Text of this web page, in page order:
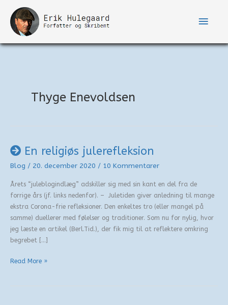
indholdet
Thyge Enevoldsen
En religiøs julerefleksion
Blog / 20. december 2020 / 10 Kommentarer
Årets “juleblogindlæg” adskiller sig med sin kant en del fra de
forrige års (jf. links nedenfor). – Juletiden giver anledning til mange
ekstra Corona-frie refleksioner. Den enkeltes tro (eller mangel på
samme) duellerer med følelser og traditioner. Som nu for nylig, hvor
jeg læste en artikel (Berl.Tid.), der fik mig til at reflektere omkring
begrebet […]
En
Read More »